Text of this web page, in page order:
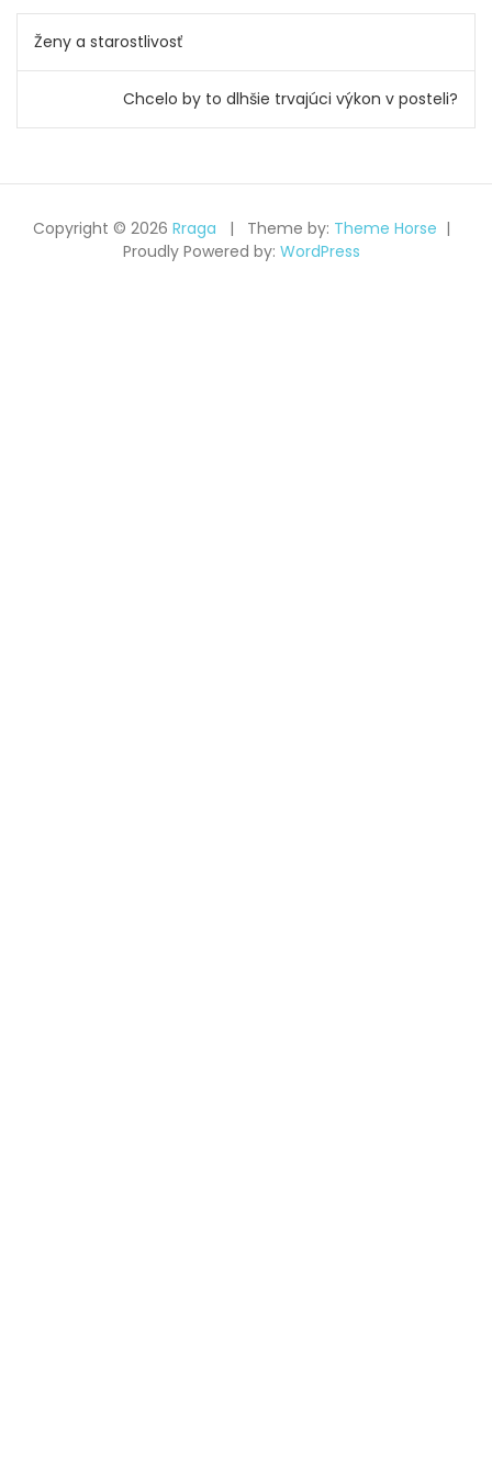
Navigace
pro
příspěvek
Ženy a starostlivosť
Chcelo by to dlhšie trvajúci výkon v posteli?
Copyright © 2026 Rraga Theme by: Theme Horse
Proudly Powered by: WordPress